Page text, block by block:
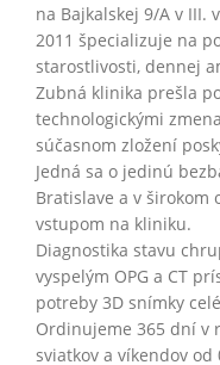
na Bajkalskej 9/A v III.
2011 špecializuje na
starostlivosti, dennej
Zubná klinika prešla
technologickými
súčasnom zložení
Jedná sa o jedinú
Bratislave a v širokom
vstupom na kliniku.
Diagnostika stavu
vyspelým OPG a CT
potreby 3D snímky
Ordinujeme 365 dní v
sviatkov a víkendov